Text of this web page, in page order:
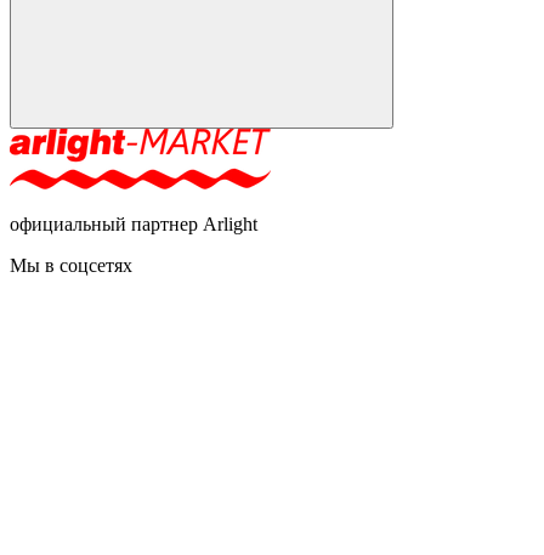
официальный партнер Arlight
Мы в соцсетях